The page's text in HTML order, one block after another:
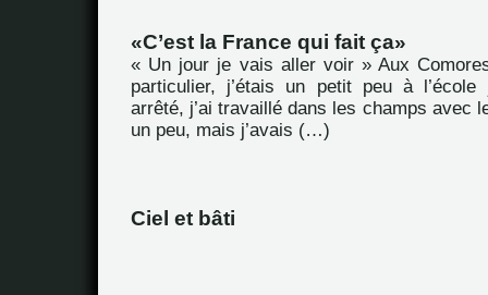
C’est la France qui fait ça
« Un jour je vais aller voir » Aux
particulier, j’étais un petit peu à l’école
arrêté, j’ai travaillé dans les champs avec
un peu, mais j’avais (…)
Ciel et bâti